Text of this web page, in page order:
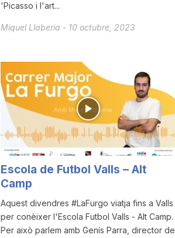
'Picasso i l'art...
Miquel Llaberia - 10 octubre, 2023
Escola de Futbol Valls – Alt
Camp
Aquest divendres #LaFurgo viatja fins a Valls
per conèixer l'Escola Futbol Valls - Alt Camp.
Per això parlem amb Genís Parra, director de